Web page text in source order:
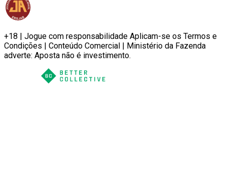
+18 | Jogue com responsabilidade Aplicam-se os Termos e
Condições | Conteúdo Comercial | Ministério da Fazenda
adverte: Aposta não é investimento.